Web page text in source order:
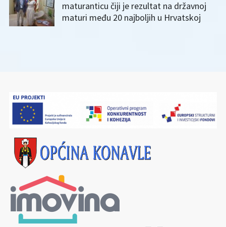
maturanticu čiji je rezultat na državnoj
maturi među 20 najboljih u Hrvatskoj